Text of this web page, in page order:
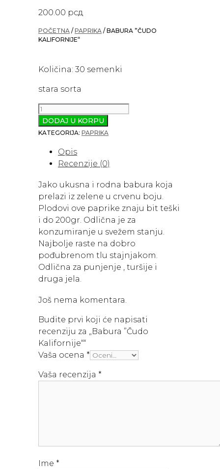
200.00 рсд
POČETNA / PAPRIKA / BABURA ”ČUDO
KALIFORNIJE“
Količina: 30 semenki
stara sorta
Babura
”Čudo
Kalifornije“
DODAJ U KORPU
KATEGORIJA: PAPRIKA
Opis
Recenzije (0)
Jako ukusna i rodna babura koja
prelazi iz zelene u crvenu boju.
Plodovi ove paprike znaju bit teški
i do 200gr. Odlična je za
konzumiranje u svežem stanju.
Najbolje raste na dobro
pođubrenom tlu stajnjakom.
Odlična za punjenje , turšije i
druga jela.
Još nema komentara.
Budite prvi koji će napisati
recenziju za „Babura ”Čudo
Kalifornije““
Vaša ocena *
Vaša recenzija *
Ime *